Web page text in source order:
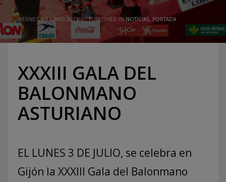
VIERNES, 09 JUNIO 2023 / PUBLISHED INNOTICIAS, PORTADA
XXXIII GALA DEL
BALONMANO
ASTURIANO
EL LUNES 3 DE JULIO, se celebra en
Gijón la XXXIII Gala del Balonmano